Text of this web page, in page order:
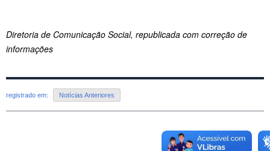
Diretoria de Comunicação Social, republicada com correção de
informações
registrado em: Notícias Anteriores